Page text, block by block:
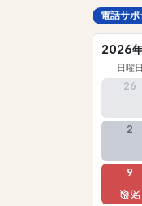
電話サポ
2026
日曜日
26
2
9